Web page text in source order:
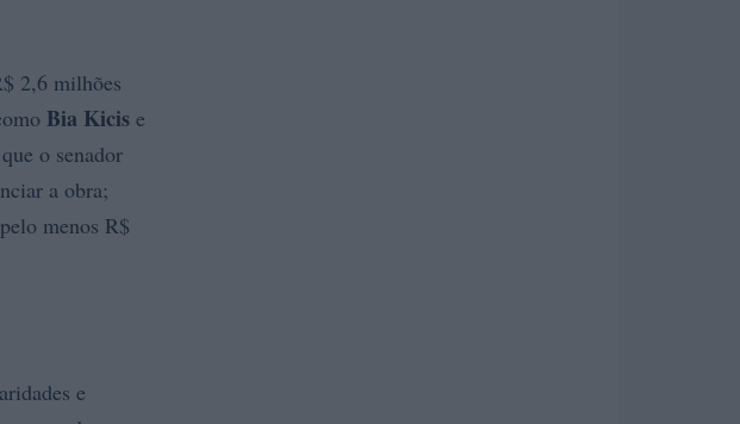
2,6 milhões
Bia Kicis e
o senador
a obra;
menos R$
e